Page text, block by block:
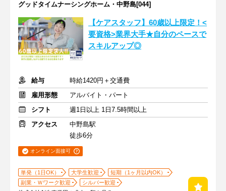
グッドタイムナーシングホーム・中野島[044]
【ケアスタッフ】60歳以上限定！<
要資格>業界大手★自分のペースで
スキルアップ◎
給与
時給1420円＋交通費
雇用形態
アルバイト・パート
シフト
週1日以上 1日7.5時間以上
アクセス
中野島駅
徒歩6分
オンライン面接可
単発（1日OK） 大学生歓迎
短期（1ヶ月以内OK）
副業・Ｗワーク歓迎
シルバー歓迎